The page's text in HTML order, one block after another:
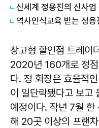
역사인식교육 받는 정
창고형 할인점 트레이
2020년 160개로 정
다. 정 회장은 효율적
이 일단락됐다고 보고
예정이다. 작년 7월 한
해 20곳 이상의 프랜